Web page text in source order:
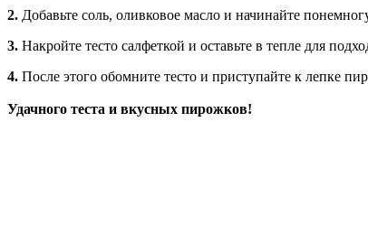
2. Добавьте соль, оливковое масло и начинайте
3. Накройте тесто салфеткой и оставьте в тепле для
4. После этого обомните тесто и приступайте к лепке
Удачного теста и вкусных пирожков!